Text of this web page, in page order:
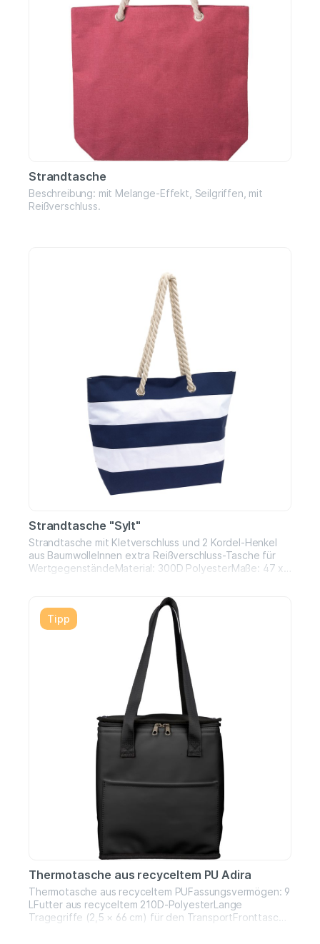
Strandtasche
Beschreibung: mit Melange-Effekt, Seilgriffen, mit
Reißverschluss.
Strandtasche "Sylt"
Strandtasche mit Kletverschluss und 2 Kordel-Henkel
aus BaumwolleInnen extra Reißverschluss-Tasche für
WertgegenständeMaterial: 300D PolyesterMaße: 47 x
Tipp
Thermotasche aus recyceltem PU Adira
Thermotasche aus recyceltem PUFassungsvermögen: 9
LFutter aus recyceltem 210D-PolyesterLange
Tragegriffe (2,5 × 66 cm) für den TransportFronttasche